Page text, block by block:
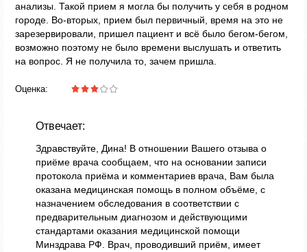
анализы. Такой прием я могла бы получить у себя в родном
городе. Во-вторых, прием был первичный, время на это не
зарезервировали, пришел пациент и всё было бегом-бегом,
возможно поэтому не было времени выслушать и ответить
на вопрос. Я не получила то, зачем пришла.
Оценка:
Отвечает:
Здравствуйте, Дина! В отношении Вашего отзыва о
приёме врача сообщаем, что на основании записи
протокола приёма и комментариев врача, Вам была
оказана медицинская помощь в полном объёме, с
назначением обследования в соответствии с
предварительным диагнозом и действующими
стандартами оказания медицинской помощи
Минздрава РФ. Врач, проводивший приём, имеет